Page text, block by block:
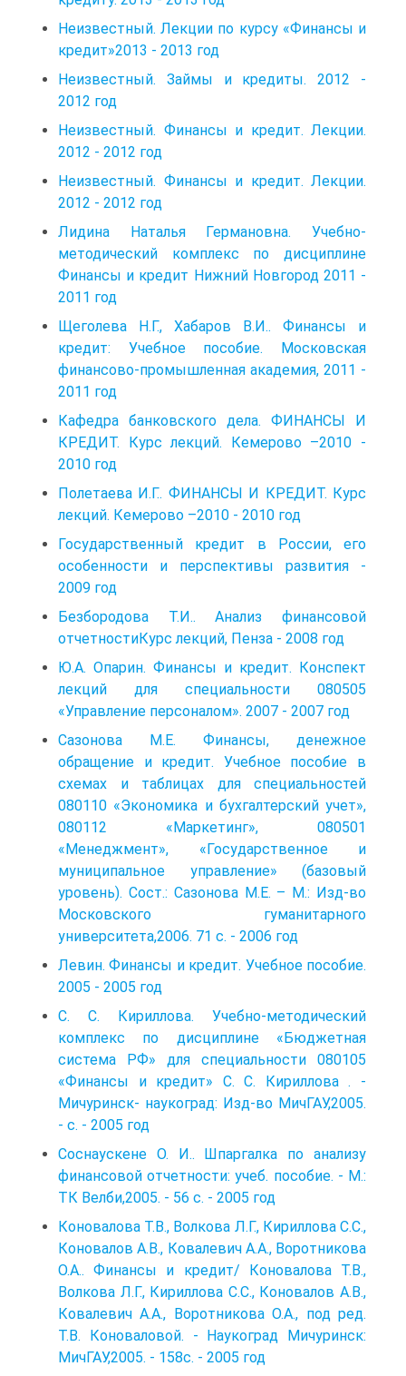
Неизвестный. Лекции по курсу «Финансы и
кредит»2013 - 2013 год
Неизвестный. Займы и кредиты. 2012 -
2012 год
Неизвестный. Финансы и кредит. Лекции.
2012 - 2012 год
Неизвестный. Финансы и кредит. Лекции.
2012 - 2012 год
Лидина Наталья Германовна. Учебно-
методический комплекс по дисциплине
Финансы и кредит Нижний Новгород 2011 -
2011 год
Щеголева Н.Г., Хабаров В.И.. Финансы и
кредит: Учебное пособие. Московская
финансово-промышленная академия, 2011 -
2011 год
Кафедра банковского дела. ФИНАНСЫ И
КРЕДИТ. Курс лекций. Кемерово –2010 -
2010 год
Полетаева И.Г.. ФИНАНСЫ И КРЕДИТ. Курс
лекций. Кемерово –2010 - 2010 год
Государственный кредит в России, его
особенности и перспективы развития -
2009 год
Безбородова Т.И.. Анализ финансовой
отчетностиКурс лекций, Пенза - 2008 год
Ю.А. Опарин. Финансы и кредит. Конспект
лекций для специальности 080505
«Управление персоналом». 2007 - 2007 год
Сазонова М.Е. Финансы, денежное
обращение и кредит. Учебное пособие в
схемах и таблицах для специальностей
080110 «Экономика и бухгалтерский учет»,
080112 «Маркетинг», 080501
«Менеджмент», «Государственное и
муниципальное управление» (базовый
уровень). Сост.: Сазонова М.Е. – М.: Изд-во
Московского гуманитарного
университета,2006. 71 с. - 2006 год
Левин. Финансы и кредит. Учебное пособие.
2005 - 2005 год
С. С. Кириллова. Учебно-методический
комплекс по дисциплине «Бюджетная
система РФ» для специальности 080105
«Финансы и кредит» С. С. Кириллова . -
Мичуринск- наукоград: Изд-во МичГАУ,2005.
- с. - 2005 год
Соснаускене О. И.. Шпаргалка по анализу
финансовой отчетности: учеб. пособие. - М.:
ТК Велби,2005. - 56 с. - 2005 год
Коновалова Т.В., Волкова Л.Г., Кириллова С.С.,
Коновалов А.В., Ковалевич А.А., Воротникова
О.А.. Финансы и кредит/ Коновалова Т.В.,
Волкова Л.Г., Кириллова С.С., Коновалов А.В.,
Ковалевич А.А., Воротникова О.А., под ред.
Т.В. Коноваловой. - Наукоград Мичуринск:
МичГАУ,2005. - 158с. - 2005 год